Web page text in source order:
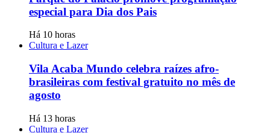
especial para Dia dos Pais
Há 10 horas
Cultura e Lazer
Vila Acaba Mundo celebra raízes afro-
brasileiras com festival gratuito no mês de
agosto
Há 13 horas
Cultura e Lazer